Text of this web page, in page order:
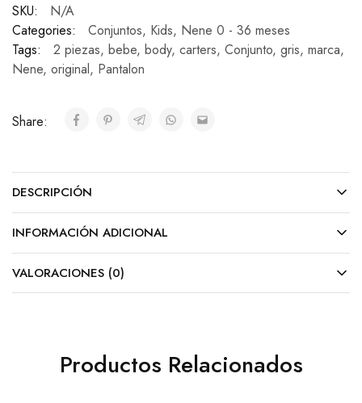
SKU:
N/A
Categories:
Conjuntos, Kids, Nene 0 - 36 meses
Tags:
2 piezas, bebe, body, carters, Conjunto, gris, marca,
Nene, original, Pantalon
Share:
DESCRIPCIÓN
INFORMACIÓN ADICIONAL
VALORACIONES (0)
Productos Relacionados